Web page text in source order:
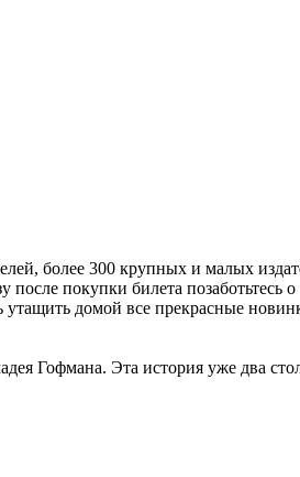
более 300 крупных и малых
покупки билета позаботьтесь
домой все прекрасные
Гофмана. Эта история уже два